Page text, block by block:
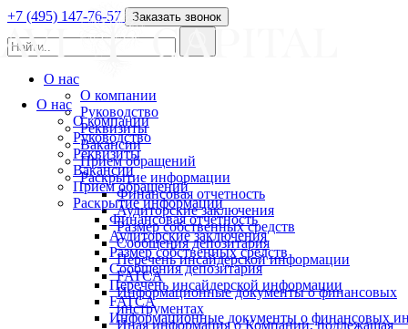
О нас
О компании
Руководство
Реквизиты
Вакансии
Прием обращений
Раскрытие информации
Финансовая отчетность
Аудиторские заключения
Размер собственных средств
Сообщения депозитария
Перечень инсайдерской информации
FATCA
Информационные документы о финансовых
+7 (495) 147-76-57 Заказать звонок
О нас
О компании
Руководство
Реквизиты
Вакансии
Прием обращений
Раскрытие информации
Финансовая отчетность
Аудиторские заключения
Размер собственных средств
Сообщения депозитария
Перечень инсайдерской информации
FATCA
Информационные документы о финансовых
инструментах
Иная информация о Компании, подлежащая